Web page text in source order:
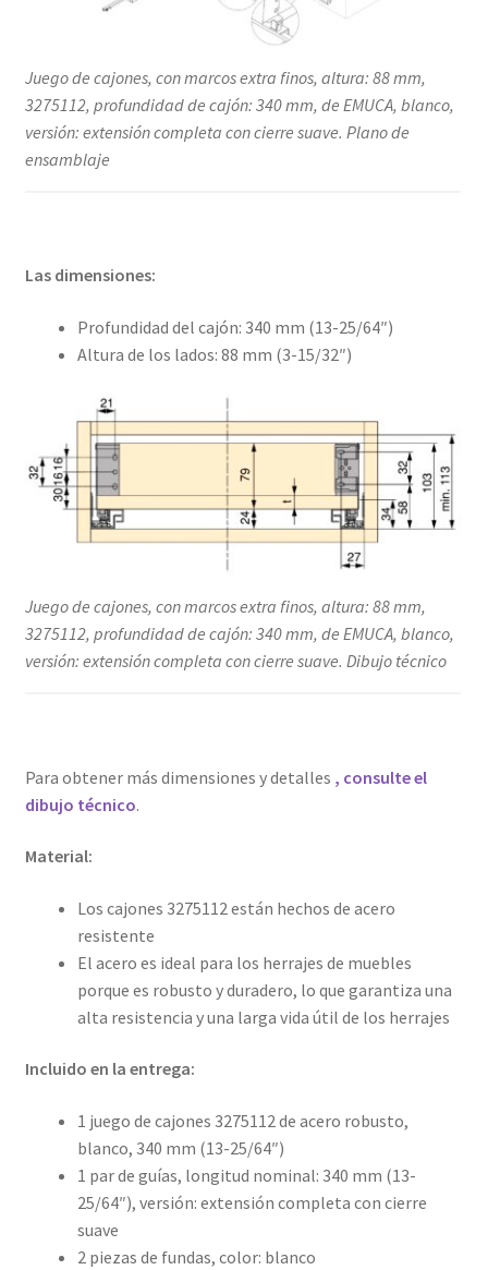
Juego de cajones, con marcos extra finos, altura: 88 mm,
3275112, profundidad de cajón: 340 mm, de EMUCA, blanco,
versión: extensión completa con cierre suave. Plano de
ensamblaje
Las dimensiones:
Profundidad del cajón: 340 mm (13-25/64″)
Altura de los lados: 88 mm (3-15/32″)
Juego de cajones, con marcos extra finos, altura: 88 mm,
3275112, profundidad de cajón: 340 mm, de EMUCA, blanco,
versión: extensión completa con cierre suave. Dibujo técnico
Para obtener más dimensiones y detalles , consulte el
dibujo técnico.
Material:
Los cajones 3275112 están hechos de acero
resistente
El acero es ideal para los herrajes de muebles
porque es robusto y duradero, lo que garantiza una
alta resistencia y una larga vida útil de los herrajes
Incluido en la entrega:
1 juego de cajones 3275112 de acero robusto,
blanco, 340 mm (13-25/64″)
1 par de guías, longitud nominal: 340 mm (13-
25/64″), versión: extensión completa con cierre
suave
2 piezas de fundas, color: blanco